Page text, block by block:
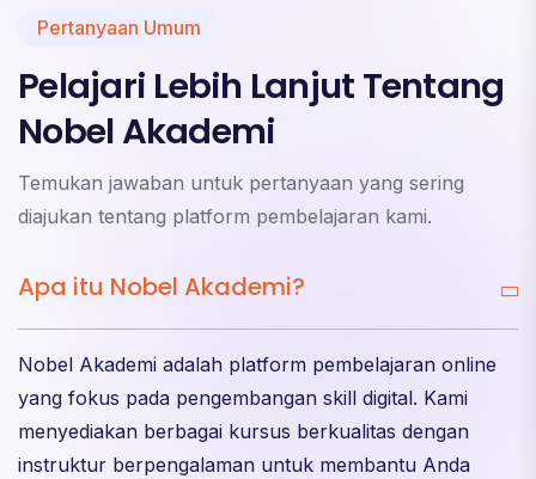
Pertanyaan Umum
Pelajari Lebih Lanjut Tentang
Nobel Akademi
Temukan jawaban untuk pertanyaan yang sering
diajukan tentang platform pembelajaran kami.
Apa itu Nobel Akademi?
Nobel Akademi adalah platform pembelajaran online
yang fokus pada pengembangan skill digital. Kami
menyediakan berbagai kursus berkualitas dengan
instruktur berpengalaman untuk membantu Anda